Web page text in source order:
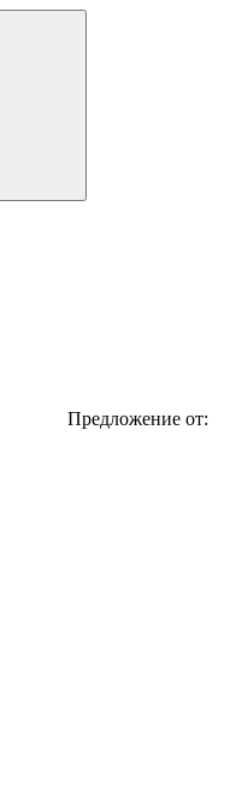
Предложение от: